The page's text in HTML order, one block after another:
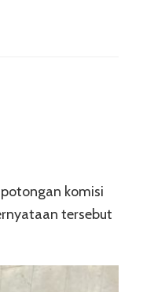
komisi
tersebut